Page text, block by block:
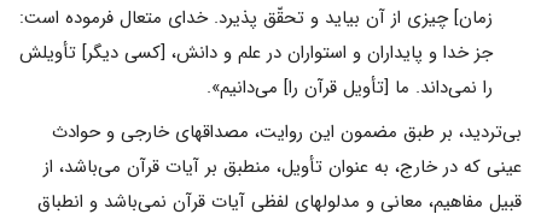
زمان] چیزى از آن بیاید و تحقّق پذیرد. خداى متعال فرموده است:
جز خدا و پایداران و استواران در علم و دانش، [کسى دیگر] تأویلش
را نمى‌داند. ما [تأویل قرآن را] مى‌دانیم».
بى‌تردید، بر طبق مضمون این روایت، مصداقهاى خارجى و حوادث
عینى که در خارج، به عنوان تأویل، منطبق بر آیات قرآن مى‌باشد، از
قبیل مفاهیم، معانى و مدلولهاى لفظى آیات قرآن نمى‌باشد و انطباق